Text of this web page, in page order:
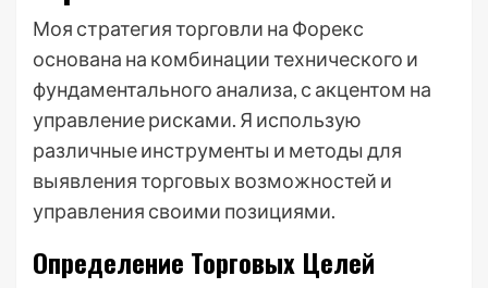
Моя стратегия торговли на Форекс
основана на комбинации технического и
фундаментального анализа, с акцентом на
управление рисками. Я использую
различные инструменты и методы для
выявления торговых возможностей и
управления своими позициями.
Определение Торговых Целей